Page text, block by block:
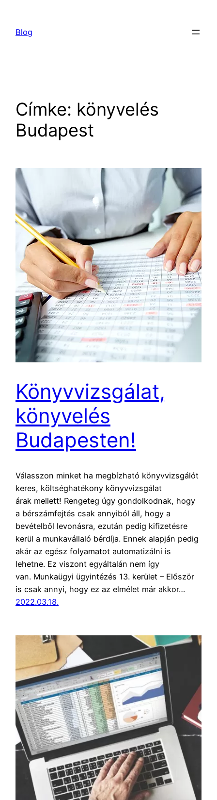
tartalomhoz
Blog
Címke: könyvelés
Budapest
Könyvvizsgálat,
könyvelés
Budapesten!
Válasszon minket ha megbízható könyvvizsgálót
keres, költséghatékony könyvvizsgálat
árak mellett! Rengeteg úgy gondolkodnak, hogy
a bérszámfejtés csak annyiból áll, hogy a
bevételből levonásra, ezután pedig kifizetésre
kerül a munkavállaló bérdíja. Ennek alapján pedig
akár az egész folyamatot automatizálni is
lehetne. Ez viszont egyáltalán nem így
van. Munkaügyi ügyintézés 13. kerület – Először
is csak annyi, hogy ez az elmélet már akkor…
2022.03.18.